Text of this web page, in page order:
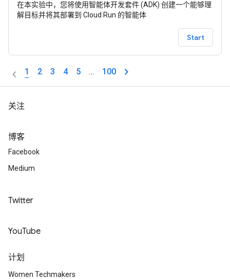
在本实验中，您将使用智能体开发套件 (ADK) 创建一个能够理
解目标并将其部署到 Cloud Run 的智能体
Start
1 2 3 4 5 … 100
关注
博客
Facebook
Medium
Twitter
YouTube
计划
Women Techmakers